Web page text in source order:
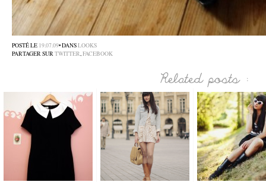
POSTÉ LE 19.07.09• DANSLOOKS
PARTAGER SURTWITTER,FACEBOOK